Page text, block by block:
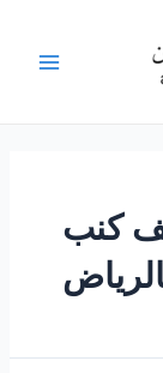
كنب